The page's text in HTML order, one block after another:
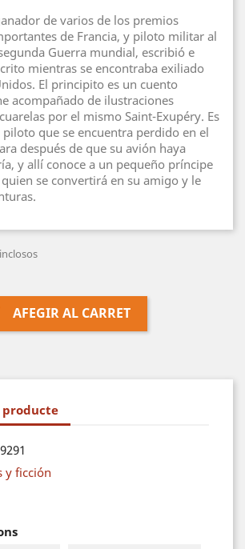
de varios de los premios
de Francia, y piloto militar al
Guerra mundial, escribió e
mientras se encontraba exiliado
El principito es un cuento
acompañado de ilustraciones
por el mismo Saint-Exupéry. Es
que se encuentra perdido en el
después de que su avión haya
y allí conoce a un pequeño príncipe
se convertirá en su amigo y le
AFEGIR AL CARRET
producte
y ficción